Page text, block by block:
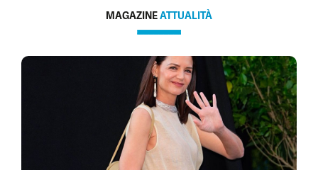
MAGAZINEATTUALITÀ